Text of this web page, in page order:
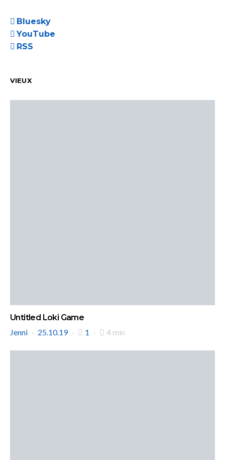
Bluesky
YouTube
RSS
VIEUX
Untitled Loki Game
Jenni
25.10.19 1 4 min